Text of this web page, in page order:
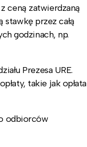
ceną zatwierdzaną
stawkę przez całą
godzinach, np.
Prezesa URE.
takie jak opłata
odbiorców